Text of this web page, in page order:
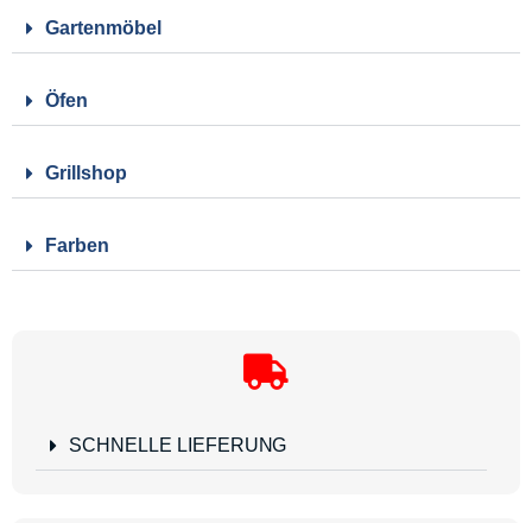
Gartenmöbel
Öfen
Grillshop
Farben
SCHNELLE LIEFERUNG